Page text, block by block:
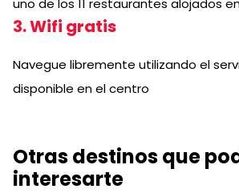
3. Wifi gratis
Navegue libremente utilizando el
disponible en el centro
Otras destinos que
interesarte